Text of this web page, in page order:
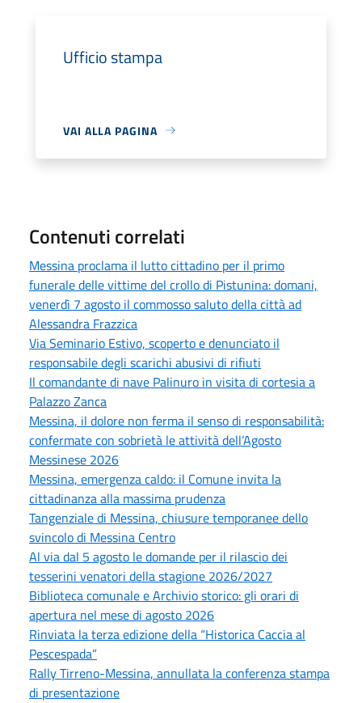
Ufficio stampa
VAI ALLA PAGINA
Contenuti correlati
Messina proclama il lutto cittadino per il primo
funerale delle vittime del crollo di Pistunina: domani,
venerdì 7 agosto il commosso saluto della città ad
Alessandra Frazzica
Via Seminario Estivo, scoperto e denunciato il
responsabile degli scarichi abusivi di rifiuti
Il comandante di nave Palinuro in visita di cortesia a
Palazzo Zanca
Messina, il dolore non ferma il senso di responsabilità:
confermate con sobrietà le attività dell’Agosto
Messinese 2026
Messina, emergenza caldo: il Comune invita la
cittadinanza alla massima prudenza
Tangenziale di Messina, chiusure temporanee dello
svincolo di Messina Centro
Al via dal 5 agosto le domande per il rilascio dei
tesserini venatori della stagione 2026/2027
Biblioteca comunale e Archivio storico: gli orari di
apertura nel mese di agosto 2026
Rinviata la terza edizione della “Historica Caccia al
Pescespada”
Rally Tirreno-Messina, annullata la conferenza stampa
di presentazione